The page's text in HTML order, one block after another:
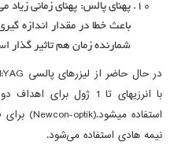
پهنای پالس: پهنای زمانی زیاد
باعث خطا در مقدار اندازه
شمارنده زمان هم تاثیر گذار
نیمه هادی استفاده می‌شود.